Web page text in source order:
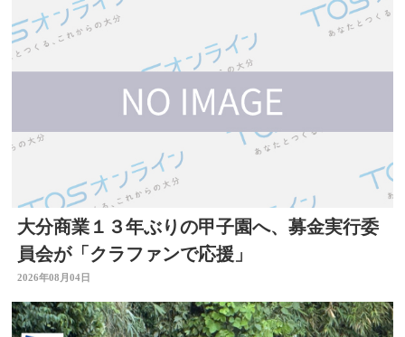
大分商業１３年ぶりの甲子園へ、募金実行委
員会が「クラファンで応援」
2026年08月04日